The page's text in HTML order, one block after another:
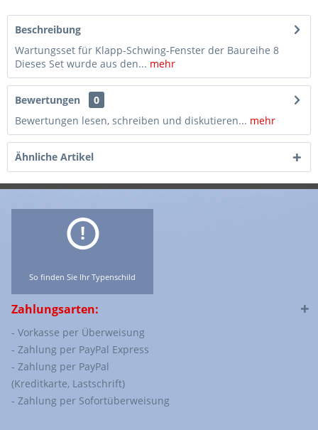
Beschreibung
Wartungsset für Klapp-Schwing-Fenster der Baureihe 8
Dieses Set wurde aus den... mehr
Bewertungen
0
Bewertungen lesen, schreiben und diskutieren... mehr
Ähnliche Artikel
So finden Sie Ihr Typenschild
Zahlungsarten:
- Vorkasse per Überweisung
- Zahlung per PayPal Express
- Zahlung per PayPal
(Kreditkarte, Lastschrift)
- Zahlung per Sofortüberweisung